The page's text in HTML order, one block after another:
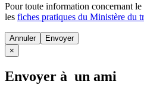
Pour toute information concernant le
les fiches pratiques du Ministère du
Annuler
×
Envoyer à un ami